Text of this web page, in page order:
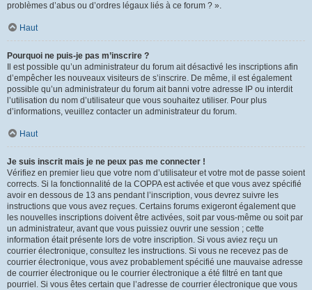
problèmes d’abus ou d’ordres légaux liés à ce forum ? ».
Haut
Pourquoi ne puis-je pas m’inscrire ?
Il est possible qu’un administrateur du forum ait désactivé les inscriptions afin
d’empêcher les nouveaux visiteurs de s’inscrire. De même, il est également
possible qu’un administrateur du forum ait banni votre adresse IP ou interdit
l’utilisation du nom d’utilisateur que vous souhaitez utiliser. Pour plus
d’informations, veuillez contacter un administrateur du forum.
Haut
Je suis inscrit mais je ne peux pas me connecter !
Vérifiez en premier lieu que votre nom d’utilisateur et votre mot de passe soient
corrects. Si la fonctionnalité de la COPPA est activée et que vous avez spécifié
avoir en dessous de 13 ans pendant l’inscription, vous devrez suivre les
instructions que vous avez reçues. Certains forums exigeront également que
les nouvelles inscriptions doivent être activées, soit par vous-même ou soit par
un administrateur, avant que vous puissiez ouvrir une session ; cette
information était présente lors de votre inscription. Si vous aviez reçu un
courrier électronique, consultez les instructions. Si vous ne recevez pas de
courrier électronique, vous avez probablement spécifié une mauvaise adresse
de courrier électronique ou le courrier électronique a été filtré en tant que
pourriel. Si vous êtes certain que l’adresse de courrier électronique que vous